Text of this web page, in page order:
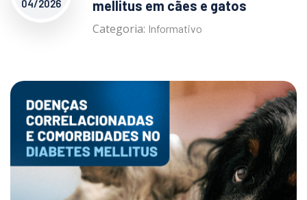
04/2026
mellitus em cães e gatos
Categoria: Informativo